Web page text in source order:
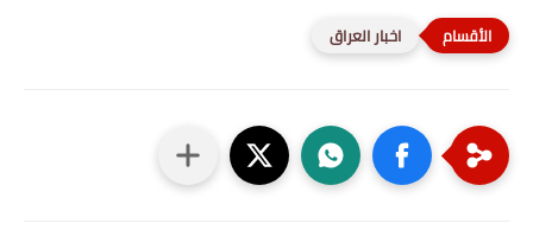
اخبار العراق